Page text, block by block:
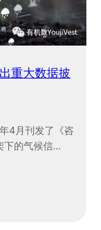
重大数据披
4月刊发了《咨
下的气候信…